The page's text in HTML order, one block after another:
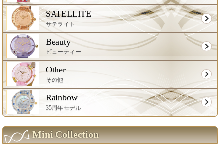
SATELLITE
サテライト
Beauty
ビューティー
Other
その他
Rainbow
35周年モデル
Mini Collection